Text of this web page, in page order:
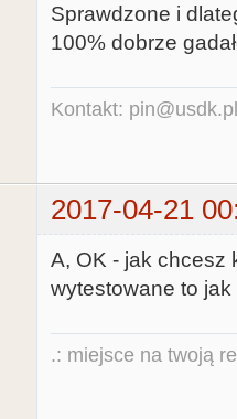
Sprawdzone i
100% dobrze
Kontakt: pin@usdk.pl
2017-04-21
A, OK - jak chcesz
wytestowane to
.: miejsce na twoją